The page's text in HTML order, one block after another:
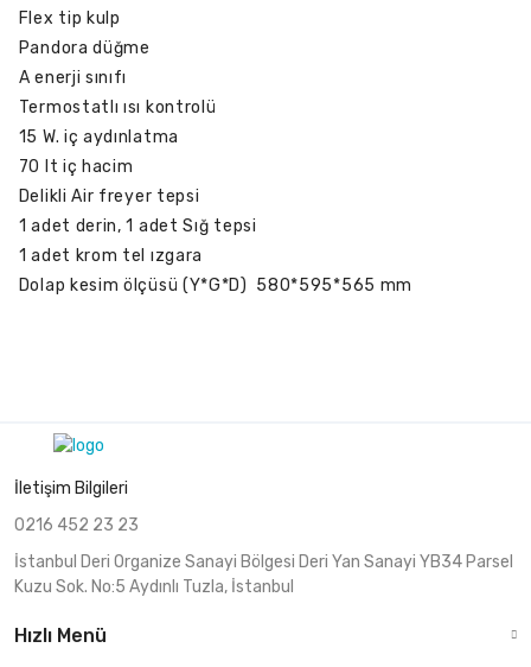
Flex tip kulp
Pandora düğme
A enerji sınıfı
Termostatlı ısı kontrolü
15 W. iç aydınlatma
70 lt iç hacim
Delikli Air freyer tepsi
1 adet derin, 1 adet Sığ tepsi
1 adet krom tel ızgara
Dolap kesim ölçüsü (Y*G*D) 580*595*565 mm
İletişim Bilgileri
0216 452 23 23
İstanbul Deri Organize Sanayi Bölgesi Deri Yan Sanayi YB34 Parsel
Kuzu Sok. No:5 Aydınlı Tuzla, İstanbul
Hızlı Menü